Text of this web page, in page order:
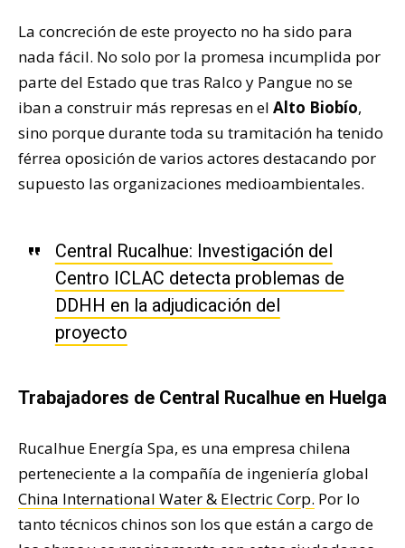
La concreción de este proyecto no ha sido para
nada fácil. No solo por la promesa incumplida por
parte del Estado que tras Ralco y Pangue no se
iban a construir más represas en el Alto Biobío,
sino porque durante toda su tramitación ha tenido
férrea oposición de varios actores destacando por
supuesto las organizaciones medioambientales.
Central Rucalhue: Investigación del
Centro ICLAC detecta problemas de
DDHH en la adjudicación del
proyecto
Trabajadores de Central Rucalhue en Huelga
Rucalhue Energía Spa, es una empresa chilena
perteneciente a la compañía de ingeniería global
China International Water & Electric Corp. Por lo
tanto técnicos chinos son los que están a cargo de